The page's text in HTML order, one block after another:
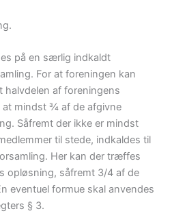
på en særlig indkaldt
For at foreningen kan
af foreningens
at mindst ¾ af de afgivne
Såfremt der ikke er mindst
til stede, indkaldes til
Her kan der træffes
opløsning, såfremt 3/4 af de
eventuel formue skal anvendes
§ 3.